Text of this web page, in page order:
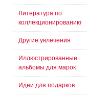
Литература по
коллекционированию
Другие увлечения
Иллюстрированные
альбомы для марок
Идеи для подарков